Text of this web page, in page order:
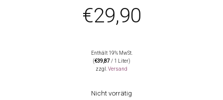
€29,90
Enthält 19% MwSt.
(€39,87/ 1 Liter)
zzgl. Versand
Nicht vorrätig